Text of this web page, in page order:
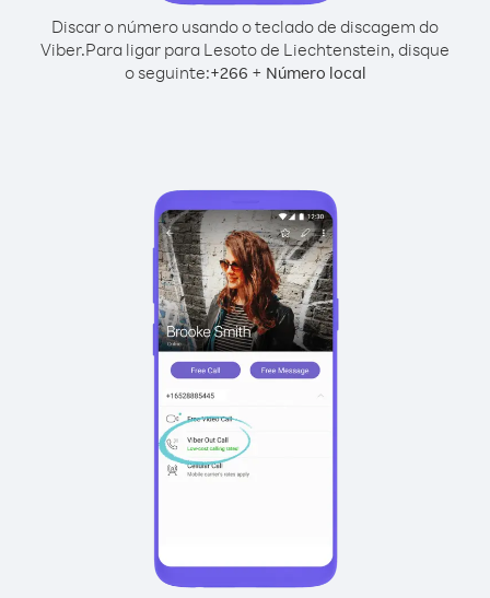
Discar o número usando o teclado de discagem do
Viber.Para ligar para Lesoto de Liechtenstein, disque
o seguinte:+266 + Número local